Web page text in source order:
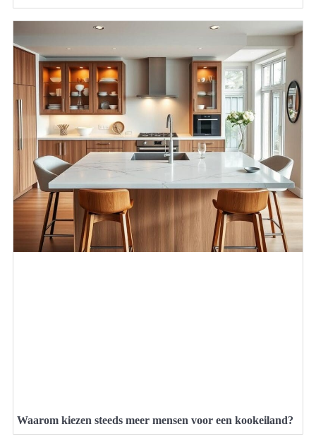
Waarom kiezen steeds meer mensen voor een kookeiland?